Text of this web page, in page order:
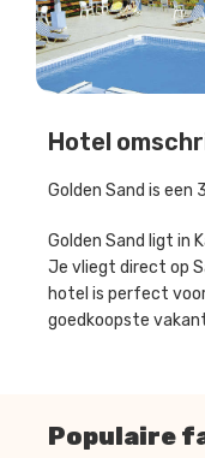
Hotel
Golden Sand is een
Golden Sand ligt in
Je vliegt direct op
hotel is perfect
goedkoopste
Populaire